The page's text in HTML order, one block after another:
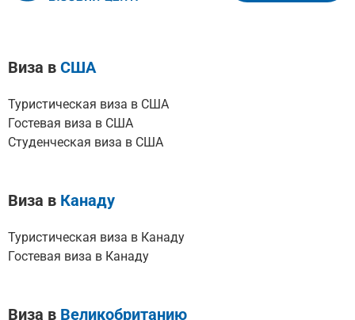
Виза в США
Туристическая виза в США
Гостевая виза в США
Студенческая виза в США
Виза в Канаду
Туристическая виза в Канаду
Гостевая виза в Канаду
Виза в Великобританию